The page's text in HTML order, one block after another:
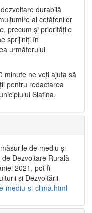
durabilă
al cetățenilor
precum și prioritățile
sprijiniți în
următorului
minute ne veți ajuta să
pentru redactarea
Slatina.
de mediu și
Dezvoltare Rurală
2021, pot fi
și Dezvoltării
mediu-si-clima.html